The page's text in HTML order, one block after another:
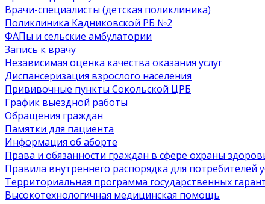
Врачи-специалисты (детская поликлиника)
Поликлиника Кадниковской РБ №2
ФАПы и сельские амбулатории
Запись к врачу
Независимая оценка качества оказания услуг
Диспансеризация взрослого населения
Прививочные пункты Сокольской ЦРБ
График выездной работы
Обращения граждан
Памятки для пациента
Информация об аборте
Права и обязанности граждан в сфере охраны
Правила внутреннего распорядка для потребителей
Территориальная программа государственных
Высокотехнологичная медицинская помощь